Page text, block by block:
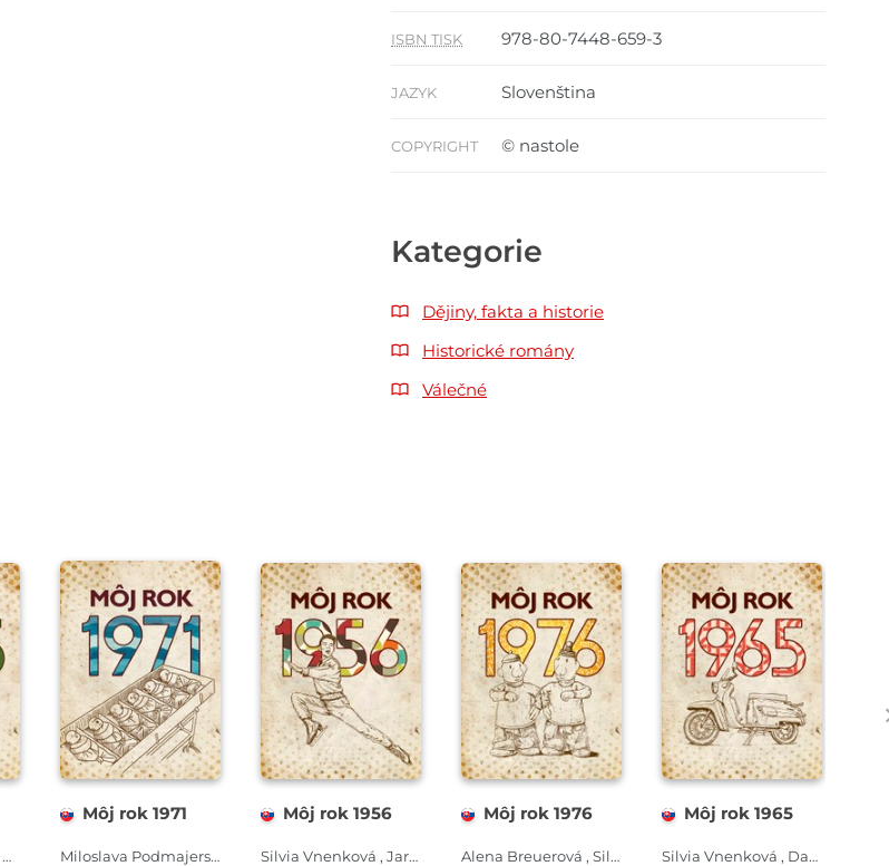
ISBN TISK 978-80-7448-659-3
JAZYK Slovenština
COPYRIGHT © nastole
Kategorie
Dějiny, fakta a historie
Historické romány
Válečné
Markéta Nekolová , Profimedia
Môj rok 1971
Miloslava Podmajerská , Silvia Vnenková , Martin Ježek
Môj rok 1956
Silvia Vnenková , Jarmila Frejtichová , Dagmar Palovičová
Môj rok 1976
Alena Breuerová , Silvia Vnenková , Anna Ölvecká
Môj rok 1965
Silvia Vnenková , Dagmar Palovičová , Alena Breuerová